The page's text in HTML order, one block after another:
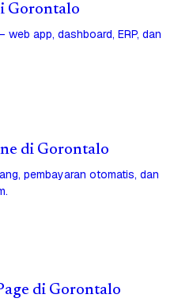
Gorontalo
app, dashboard, ERP, dan
di Gorontalo
pembayaran otomatis, dan
di Gorontalo